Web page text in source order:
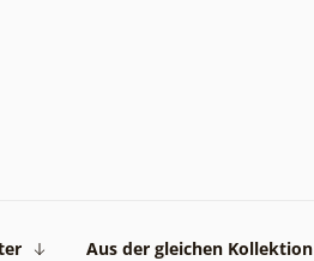
Aus der gleichen Kollektion